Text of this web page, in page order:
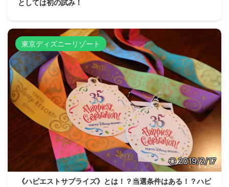
としては初の試み！
東京ディズニーリゾート
2019/2/17
《ハピエストサプライズ》とは！？当選条件はある！？ハピ